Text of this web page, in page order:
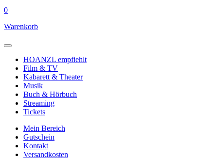
0
Warenkorb
HOANZL empfiehlt
Film & TV
Kabarett & Theater
Musik
Buch & Hörbuch
Streaming
Tickets
Mein Bereich
Gutschein
Kontakt
Versandkosten